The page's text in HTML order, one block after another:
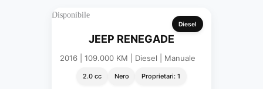
Diesel
Disponibile
JEEP RENEGADE
2016 | 109.000 KM | Diesel | Manuale
2.0 cc Nero Proprietari: 1